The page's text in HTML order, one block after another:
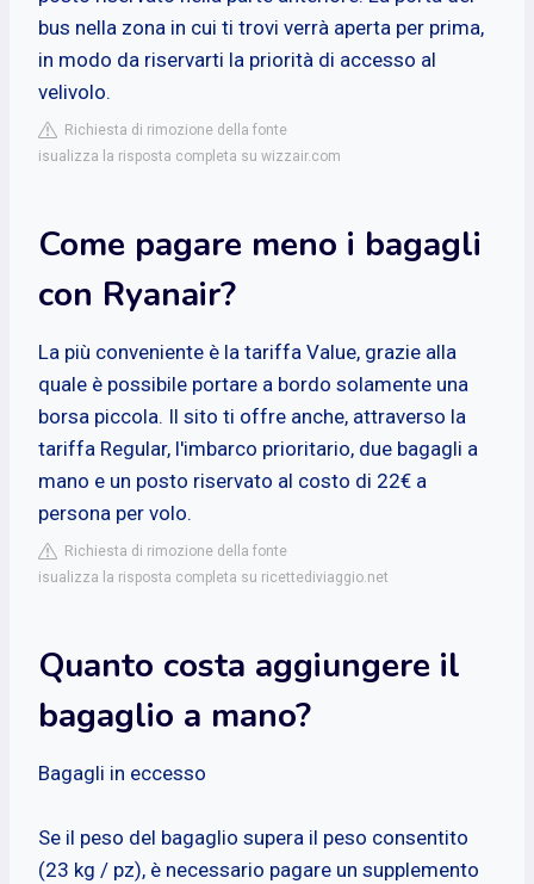
bus nella zona in cui ti trovi verrà aperta per prima,
in modo da riservarti la priorità di accesso al
velivolo.
Richiesta di rimozione della fonte
isualizza la risposta completa su wizzair.com
Come pagare meno i bagagli
con Ryanair?
La più conveniente è la tariffa Value, grazie alla
quale è possibile portare a bordo solamente una
borsa piccola. Il sito ti offre anche, attraverso la
tariffa Regular, l'imbarco prioritario, due bagagli a
mano e un posto riservato al costo di 22€ a
persona per volo.
Richiesta di rimozione della fonte
isualizza la risposta completa su ricettediviaggio.net
Quanto costa aggiungere il
bagaglio a mano?
Bagagli in eccesso
Se il peso del bagaglio supera il peso consentito
(23 kg / pz), è necessario pagare un supplemento